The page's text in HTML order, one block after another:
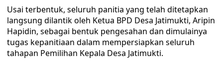
Usai terbentuk, seluruh panitia yang telah ditetapkan
langsung dilantik oleh Ketua BPD Desa Jatimukti, Aripin
Hapidin, sebagai bentuk pengesahan dan dimulainya
tugas kepanitiaan dalam mempersiapkan seluruh
tahapan Pemilihan Kepala Desa Jatimukti.